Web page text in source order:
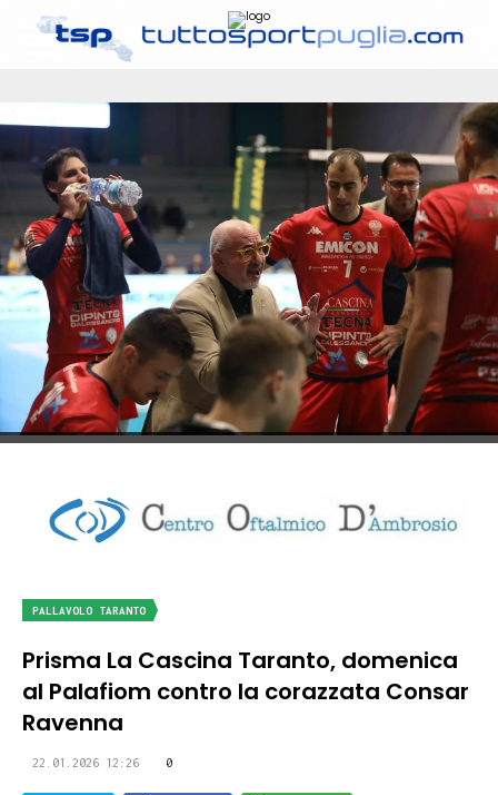
PALLAVOLO TARANTO
Prisma La Cascina Taranto, domenica
al Palafiom contro la corazzata Consar
Ravenna
22.01.2026 12:26 0